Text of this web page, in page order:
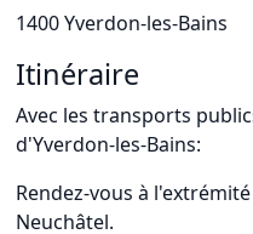
1400 Yverdon-les-Bains
Itinéraire
Avec les transports
d'Yverdon-les-Bains:
Rendez-vous à
Neuchâtel.